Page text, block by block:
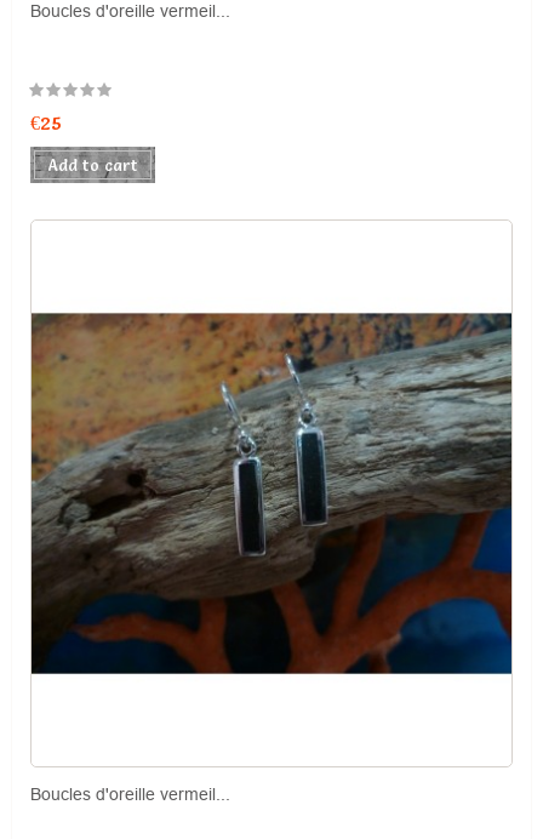
Boucles d'oreille vermeil...
Price
€25
Add to cart
Boucles d'oreille vermeil...